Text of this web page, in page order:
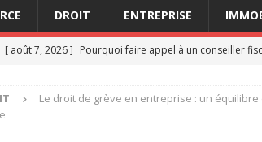
DROIT ENTREPRISE
[ août 7, 2026 ] Pourquoi faire appel à un conseiller
ENTREPRISELe droit de grève en entreprise : un